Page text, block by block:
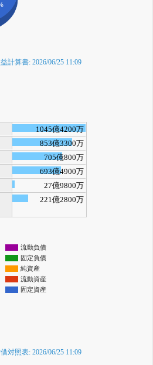
計算書: 2026/06/25 11:09
1045億4200万
853億3300万
705億800万
693億4900万
27億9800万
221億2800万
流動負債
固定負債
純資産
流動資産
固定資産
対照表: 2026/06/25 11:09